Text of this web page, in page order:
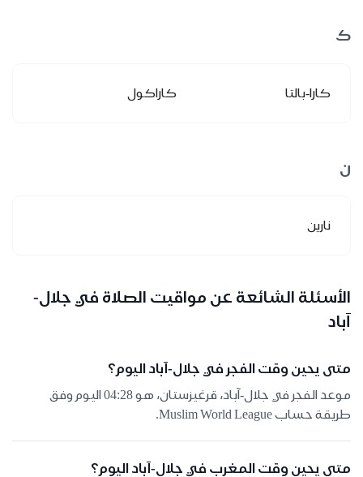
ك
كارا-بالتا كاراكول
ن
نارين
الأسئلة الشائعة عن مواقيت الصلاة في جلال-
آباد
متى يحين وقت الفجر في جلال-آباد اليوم؟
موعد الفجر في جلال-آباد، قرغيزستان، هو 04:28 اليوم وفق
طريقة حساب Muslim World League.
متى يحين وقت المغرب في جلال-آباد اليوم؟